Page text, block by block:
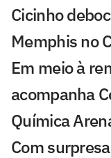
Cicinho
Memphis no
Em meio à
acompanha
Química
Com